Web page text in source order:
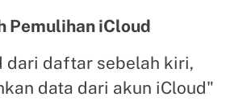
Pemulihan iCloud
dari daftar sebelah kiri,
data dari akun iCloud"